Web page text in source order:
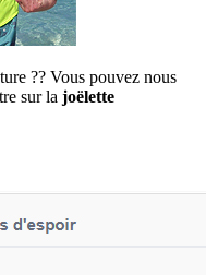
?? Vous pouvez nous
sur la joëlette